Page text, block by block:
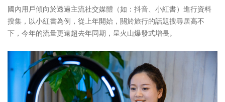
國內用戶傾向於透過主流社交媒體（如：抖音、小紅書）進行資料
搜集，以小紅書為例，從上年開始，關於旅行的話題搜尋居高不
下，今年的流量更遠超去年同期，呈火山爆發式增長。